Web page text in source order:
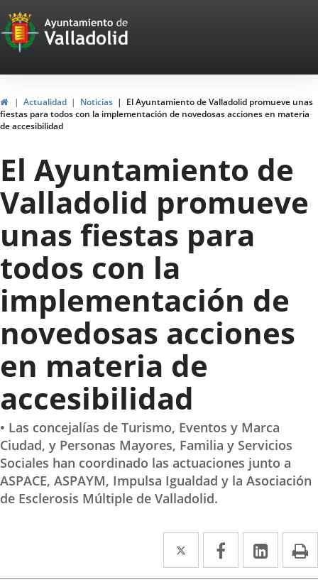
Portal
Web
del
Ayuntamiento
de
Valladolid
InicioActualidad Noticias
El Ayuntamiento de Valladolid promueve unas
fiestas para todos con la implementación de novedosas acciones en materia
de accesibilidad
El Ayuntamiento de
Valladolid promueve
unas fiestas para
todos con la
implementación de
novedosas acciones
en materia de
accesibilidad
• Las concejalías de Turismo, Eventos y Marca
Ciudad, y Personas Mayores, Familia y Servicios
Sociales han coordinado las actuaciones junto a
ASPACE, ASPAYM, Impulsa Igualdad y la Asociación
de Esclerosis Múltiple de Valladolid.
Twitter
Enlace
a
Facebook
Enlace
a
Enlace
a